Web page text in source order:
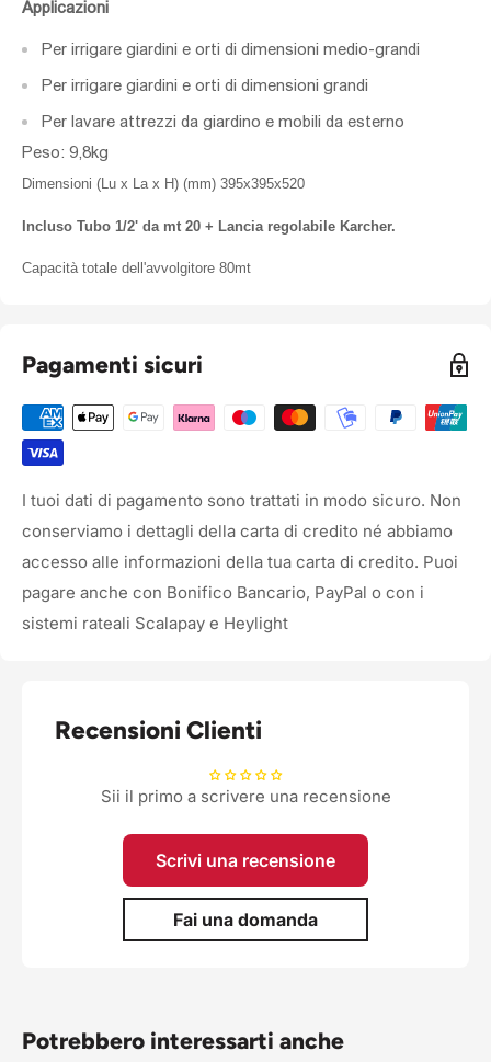
Applicazioni
Per irrigare giardini e orti di dimensioni medio-grandi
Per irrigare giardini e orti di dimensioni grandi
Per lavare attrezzi da giardino e mobili da esterno
Peso: 9,8kg
Dimensioni (Lu x La x H) (mm) 395x395x520
Incluso Tubo 1/2' da mt 20 + Lancia regolabile Karcher.
Capacità totale dell'avvolgitore 80mt
Pagamenti sicuri
I tuoi dati di pagamento sono trattati in modo sicuro. Non
conserviamo i dettagli della carta di credito né abbiamo
accesso alle informazioni della tua carta di credito. Puoi
pagare anche con Bonifico Bancario, PayPal o con i
sistemi rateali Scalapay e Heylight
Recensioni Clienti
Sii il primo a scrivere una recensione
Scrivi una recensione
Fai una domanda
Potrebbero interessarti anche